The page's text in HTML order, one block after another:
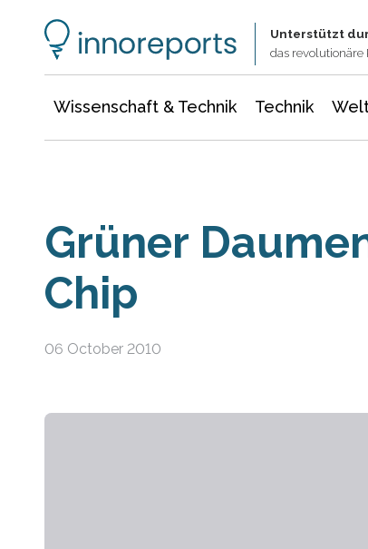
Unterstützt
das revolutionäre
Wissenschaft & Technik Technik
Grüner
Chip
06 October 2010